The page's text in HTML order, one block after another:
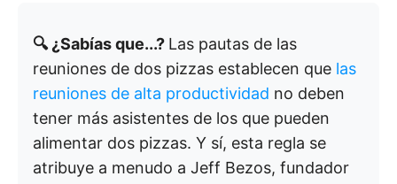
🔍 ¿Sabías que...? Las pautas de las
reuniones de dos pizzas establecen que las
reuniones de alta productividad no deben
tener más asistentes de los que pueden
alimentar dos pizzas. Y sí, esta regla se
atribuye a menudo a Jeff Bezos, fundador